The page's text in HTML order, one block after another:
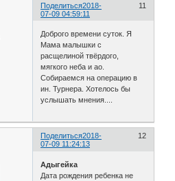
Поделиться 11
2018-
07-09 04:59:11
Доброго времени суток. Я
Мама малышки с
расщелиной твёрдого,
мягкого неба и ао.
Собираемся на операцию в
ин. Турнера. Хотелось бы
услышать мнения....
Поделиться 12
2018-
07-09 11:24:13
Адыгейка
Дата рождения ребенка не